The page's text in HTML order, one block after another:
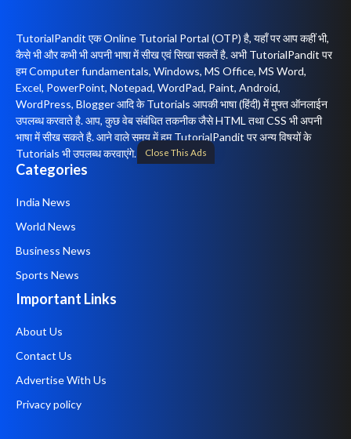
Close This Ads
TutorialPandit एक Online Tutorial Portal (OTP) है, यहाँ पर आप कहीं भी,
कैसे भी और कभी भी अपनी भाषा में सीख एवं सिखा सकतें है. अभी TutorialPandit पर
हम Computer fundamentals, Windows, MS Office, MS Word,
Excel, PowerPoint, Notepad, WordPad, Paint, Android,
WordPress, Blogger आदि के Tutorials आपकी भाषा (हिंदी) में मुफ्त ऑनलाईन
उपलब्ध करवाते है. आप, कुछ वेब संबंधित तकनीक जैसे HTML तथा CSS भी अपनी
भाषा में सीख सकते है. आने वाले समय में हम TutorialPandit पर अन्य विषयों के
Tutorials भी उपलब्ध करवाएंगे.
Categories
India News
World News
Business News
Sports News
Important Links
About Us
Contact Us
Advertise With Us
Privacy policy